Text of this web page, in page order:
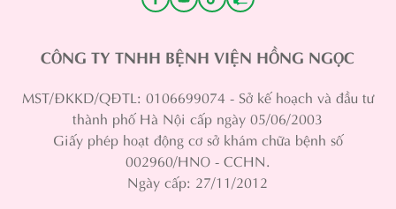
CÔNG TY TNHH BỆNH VIỆN HỒNG NGỌC
MST/ĐKKD/QĐTL: 0106699074 - Sở kế hoạch và đầu tư
thành phố Hà Nội cấp ngày 05/06/2003
Giấy phép hoạt động cơ sở khám chữa bệnh số
002960/HNO - CCHN.
Ngày cấp: 27/11/2012